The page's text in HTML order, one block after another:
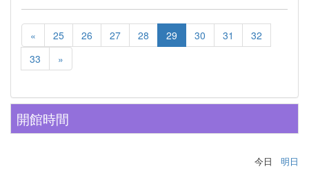
« 25 26 27 28 29 30 31
32
33
»
開館時間
今日 明日